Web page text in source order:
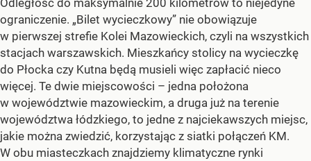
ograniczenie. „Bilet wycieczkowy” nie obowiązuje
w pierwszej strefie Kolei Mazowieckich, czyli na wszystkich
stacjach warszawskich. Mieszkańcy stolicy na wycieczkę
do Płocka czy Kutna będą musieli więc zapłacić nieco
więcej. Te dwie miejscowości – jedna położona
w województwie mazowieckim, a druga już na terenie
województwa łódzkiego, to jedne z najciekawszych miejsc,
jakie można zwiedzić, korzystając z siatki połączeń KM.
W obu miasteczkach znajdziemy klimatyczne rynki